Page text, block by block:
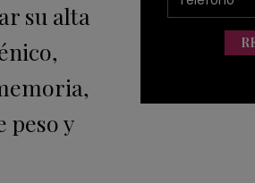
su alta
peso y